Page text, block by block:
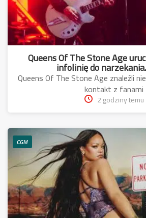
Queens Of The Stone Age
infolinię do
Queens Of The Stone Age znaleźli
kontakt z fanami
2 godziny temu
CGM